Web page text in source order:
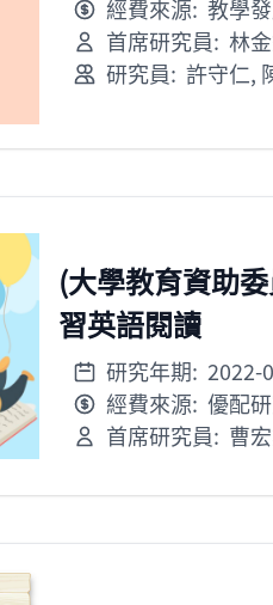
經費來源: 教學
首席研究員: 林
研究員: 許守仁,
(大學教育資助
習英語閱讀
研究年期: 2022-
經費來源: 優配
首席研究員: 曹